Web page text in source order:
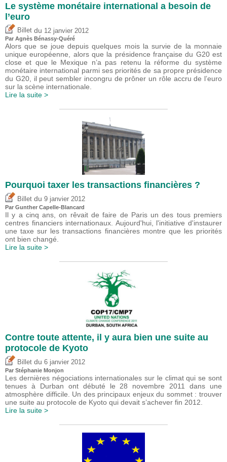
Le système monétaire international a besoin de
l’euro
Billet du 12 janvier 2012
Par Agnès Bénassy-Quéré
Alors que se joue depuis quelques mois la survie de la monnaie
unique européenne, alors que la présidence française du G20 est
close et que le Mexique n’a pas retenu la réforme du système
monétaire international parmi ses priorités de sa propre présidence
du G20, il peut sembler incongru de prôner un rôle accru de l’euro
sur la scène internationale.
Lire la suite >
Pourquoi taxer les transactions financières ?
Billet du 9 janvier 2012
Par Gunther Capelle-Blancard
Il y a cinq ans, on rêvait de faire de Paris un des tous premiers
centres financiers internationaux. Aujourd'hui, l'initiative d'instaurer
une taxe sur les transactions financières montre que les priorités
ont bien changé.
Lire la suite >
Contre toute attente, il y aura bien une suite au
protocole de Kyoto
Billet du 6 janvier 2012
Par Stéphanie Monjon
Les dernières négociations internationales sur le climat qui se sont
tenues à Durban ont débuté le 28 novembre 2011 dans une
atmosphère difficile. Un des principaux enjeux du sommet : trouver
une suite au protocole de Kyoto qui devait s’achever fin 2012.
Lire la suite >